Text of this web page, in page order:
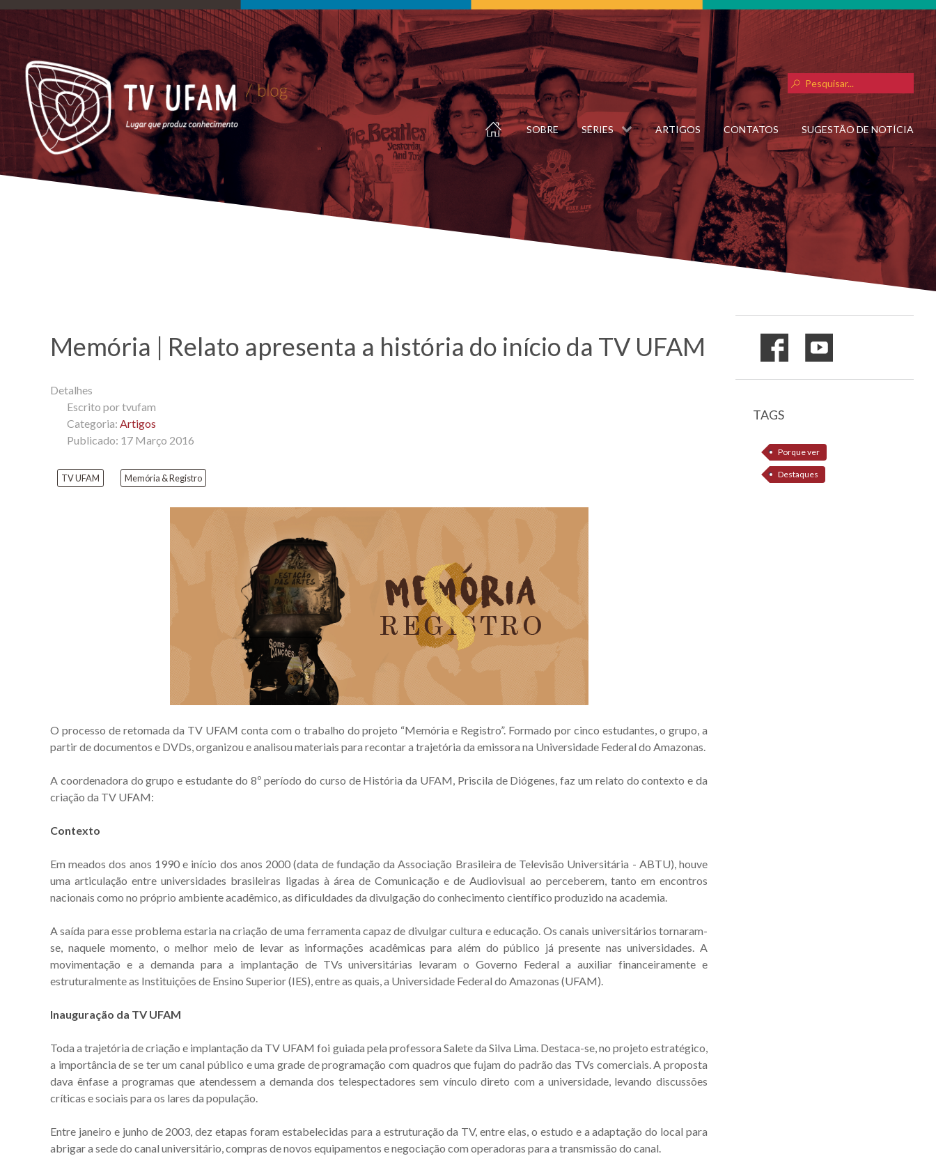
SOBRE SÉRIES ARTIGOS CONTATOS SUGESTÃO DE NOTÍCIA
Memória | Relato apresenta a história do início da TV UFAM
Detalhes
Escrito portvufam
Categoria: Artigos
Publicado: 17 Março 2016
TV UFAM Memória & Registro
O processo de retomada da TV UFAM conta com o trabalho do projeto “Memória e Registro”. Formado por cinco estudantes, o grupo, a
partir de documentos e DVDs, organizou e analisou materiais para recontar a trajetória da emissora na Universidade Federal do Amazonas.
A coordenadora do grupo e estudante do 8º período do curso de História da UFAM, Priscila de Diógenes, faz um relato do contexto e da
criação da TV UFAM:
Contexto
Em meados dos anos 1990 e início dos anos 2000 (data de fundação da Associação Brasileira de Televisão Universitária - ABTU), houve
uma articulação entre universidades brasileiras ligadas à área de Comunicação e de Audiovisual ao perceberem, tanto em encontros
nacionais como no próprio ambiente acadêmico, as dificuldades da divulgação do conhecimento científico produzido na academia.
A saída para esse problema estaria na criação de uma ferramenta capaz de divulgar cultura e educação. Os canais universitários tornaram-
se, naquele momento, o melhor meio de levar as informações acadêmicas para além do público já presente nas universidades. A
movimentação e a demanda para a implantação de TVs universitárias levaram o Governo Federal a auxiliar financeiramente e
estruturalmente as Instituições de Ensino Superior (IES), entre as quais, a Universidade Federal do Amazonas (UFAM).
Inauguração da TV UFAM
Toda a trajetória de criação e implantação da TV UFAM foi guiada pela professora Salete da Silva Lima. Destaca-se, no projeto estratégico,
a importância de se ter um canal público e uma grade de programação com quadros que fujam do padrão das TVs comerciais. A proposta
dava ênfase a programas que atendessem a demanda dos telespectadores sem vínculo direto com a universidade, levando discussões
críticas e sociais para os lares da população.
Entre janeiro e junho de 2003, dez etapas foram estabelecidas para a estruturação da TV, entre elas, o estudo e a adaptação do local para
abrigar a sede do canal universitário, compras de novos equipamentos e negociação com operadoras para a transmissão do canal.
TAGS
Porque ver
Destaques